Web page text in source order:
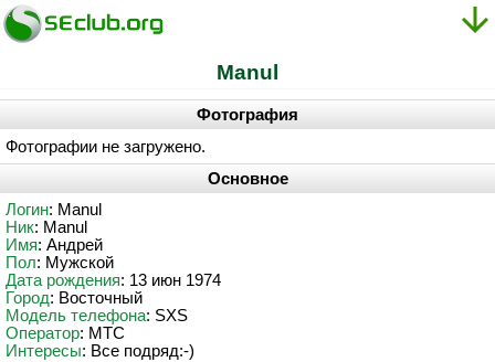
Manul
Фотография
Фотографии не загружено.
Основное
Логин: Manul
Ник: Manul
Имя: Андрей
Пол: Мужской
Дата рождения: 13 июн 1974
Город: Восточный
Модель телефона: SXS
Оператор: МТС
Интересы: Все подряд:-)